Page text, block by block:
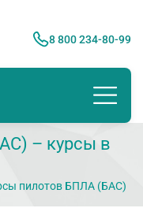
8 800 234-80-99
– курсы в
пилотов БПЛА (БАС)